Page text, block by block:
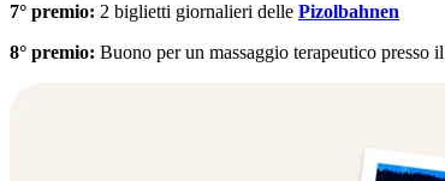
7° premio: 2 biglietti giornalieri delle Pizolbahnen
8° premio: Buono per un massaggio terapeutico presso il